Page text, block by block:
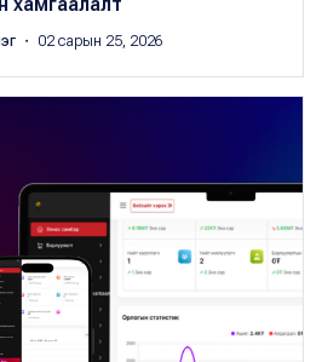
・ 02 сарын 25, 2026